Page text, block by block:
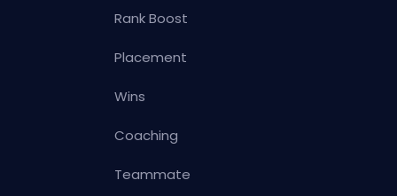
Rank Boost
Placement
Wins
Coaching
Teammate